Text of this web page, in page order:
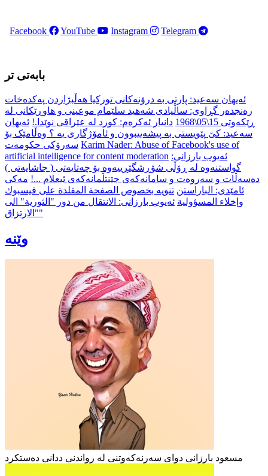
Facebook YouTube Instagram Telegram
بابەتی تر
ئەیهان سەعید: پارتی بە درۆنەکانی تورکیا ھەڵبژاردن پەکدەخات
رەنجدەر گڕاوی: ساڵیادی شه‌هید سلێمام موعینی و هاوڕێكانی له‌
ڕێكه‌وتی 15\05\1968
دانیار ئەکرەم: کورد لە عێراقی نوێدا.! ئەیهان
سەعید: کێ پێویستی بە پیشەییبوون و ئامۆژگاری یە ؟ وەڵامێک بۆ
سەرۆکی حکومەت Karim Nader: Abuse of Facebook's use of
artificial intelligence for content moderation ئەیوب بارزانی:
گواستنەوە لە ڕۆڵی شۆڕشگێڕییەوە بۆ چەتایەتی ( جاشایەتی )
دەسەڵات و سەروەت و سامانەکەی جێنتڵمانەکەی ئیعلام ...! مەکی
ئامێدی: الباراستن تنويه بخصوص الصفحة المقلدة على فيسبوك
وإخلاء المسؤولية ئەیوب بارزانی: الانتقال من دور "الثورية" الى
"الارتزاق"
وێنە
مسعود بارزانی دوای سەرنەکەوتنی لە رواندنی ددانی دەستکرد